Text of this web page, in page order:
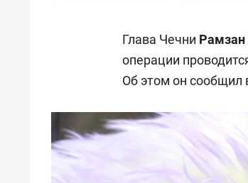
Глава Чечни
операции
Об этом он сообщил
Оставить шум за волной: как
строят тишину в казанском
ЖК «Заря»